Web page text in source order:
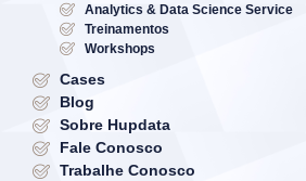
Analytics & Data Science Service
Treinamentos
Workshops
Cases
Blog
Sobre Hupdata
Fale Conosco
Trabalhe Conosco